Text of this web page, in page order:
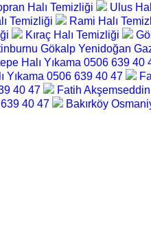
Halı Temizliği Ulus
Temizliği Rami Halı
Kıraç Halı Temizliği
Gökalp Yenidoğan
Halı Yıkama 0506 639 40
Yıkama 0506 639 40 47
40 47
Fatih
639 40 47
Bakırköy